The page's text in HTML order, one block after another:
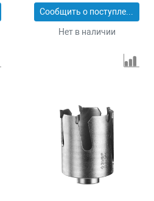
Сообщить о поступлении
Нет в наличии